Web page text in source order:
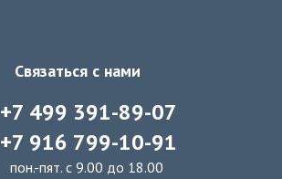
Связаться с нами
+7 499 391-89-07
+7 916 799-10-91
пон.-пят. с 9.00 до 18.00